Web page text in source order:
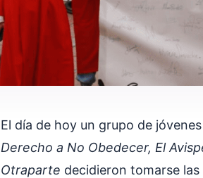
El día de hoy un grupo de
Derecho a No Obedecer, El
Otraparte decidieron tomarse